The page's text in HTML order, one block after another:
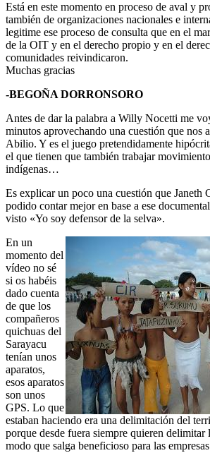
Está en este momento en proceso de aval y
también de organizaciones nacionales e
legitime ese proceso de consulta que en el
de la OIT y en el derecho propio y en el
comunidades reivindicaron.
Muchas gracias
-BEGOÑA DORRONSORO
Antes de dar la palabra a Willy Nocetti me
minutos aprovechando una cuestión que nos
Abilio. Y es el juego pretendidamente
el que tienen que también trabajar
indígenas…
Es explicar un poco una cuestión que Janeth
podido contar mejor en base a ese
visto «Yo soy defensor de la selva».
En un
momento del
vídeo no sé
si os habéis
dado cuenta
de que los
compañeros
quichuas del
Sarayacu
tenían unos
aparatos,
esos aparatos
son unos
GPS. Lo que
estaban haciendo era una delimitación del
porque desde fuera siempre quieren delimitar
modo que salga beneficioso para las